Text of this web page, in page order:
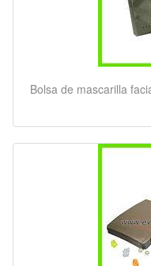
Bolsa de mascarilla